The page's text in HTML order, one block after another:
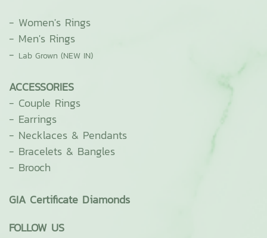
- Women's Rings
- Men's Rings
- Lab Grown (NEW IN)
ACCESSORIES
- Couple Rings
- Earrings
- Necklaces & Pendants
- Bracelets & Bangles
- Brooch
GIA Certificate Diamonds
FOLLOW US